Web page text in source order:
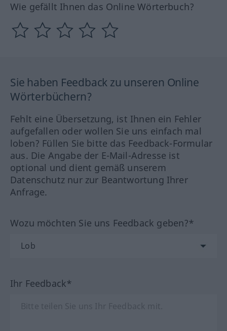
Wie gefällt Ihnen das Online Wörterbuch?
Sie haben Feedback zu unseren Online
Wörterbüchern?
Fehlt eine Übersetzung, ist Ihnen ein Fehler
aufgefallen oder wollen Sie uns einfach mal
loben? Füllen Sie bitte das Feedback-Formular
aus. Die Angabe der E-Mail-Adresse ist
optional und dient gemäß unserem
Datenschutz nur zur Beantwortung Ihrer
Anfrage.
Wozu möchten Sie uns Feedback geben?*
Ihr Feedback*